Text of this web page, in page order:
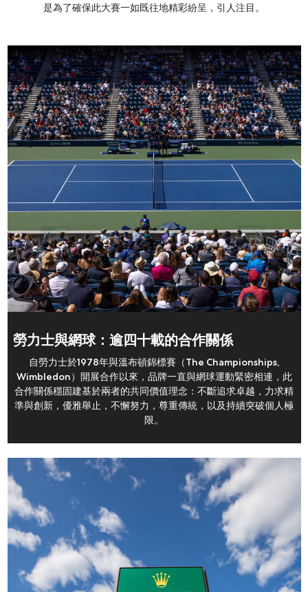
是為了確保此大賽一如既往地精彩紛呈，引人注目。
勞力士與網球：逾四十載的合作關係
自勞力士於1978年與溫布頓錦標賽（The Championships,
Wimbledon）開展合作以來，品牌一直與網球運動緊密相連，此
合作關係穩固建基於兩者的共同價值理念：不斷追求卓越，力求精
準與創新，優雅舉止，不懈努力，尊重傳統，以及持續突破個人極
限。